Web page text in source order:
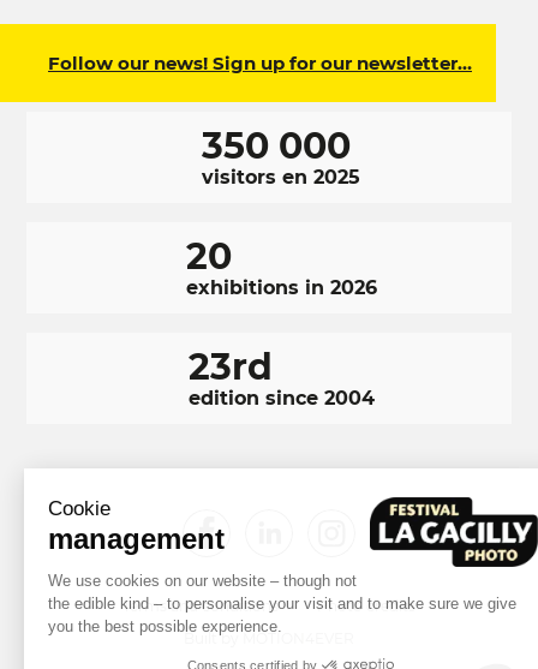
Cookie
management
We use cookies on our website – though not
the edible kind – to personalise your visit and to make sure we give
you the best possible experience.
Consents certified by
Follow our news! Sign up for our newsletter…
350 000
visitors en 2025
20
exhibitions in 2026
23rd
edition since 2004
RÉSEAUX
SOCIAUX
FOOTER
Instagram
NAVIGATION
Terms and conditions
Photo credits
Built by MOTION4EVER